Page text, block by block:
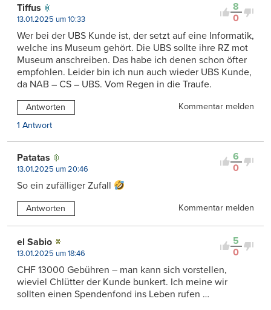
8
0
Tiffus
13.01.2025 um 10:33
Wer bei der UBS Kunde ist, der setzt auf eine Informatik,
welche ins Museum gehört. Die UBS sollte ihre RZ mot
Museum anschreiben. Das habe ich denen schon öfter
empfohlen. Leider bin ich nun auch wieder UBS Kunde,
da NAB – CS – UBS. Vom Regen in die Traufe.
Antworten
Kommentar melden
1 Antwort
6
0
Patatas
13.01.2025 um 20:46
So ein zufälliger Zufall
Antworten Kommentar melden
5
0
el Sabio
13.01.2025 um 18:46
CHF 13000 Gebühren – man kann sich vorstellen,
wieviel Chlütter der Kunde bunkert. Ich meine wir
sollten einen Spendenfond ins Leben rufen …